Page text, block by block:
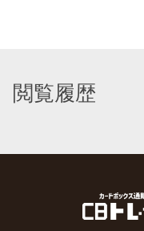
閲覧履歴